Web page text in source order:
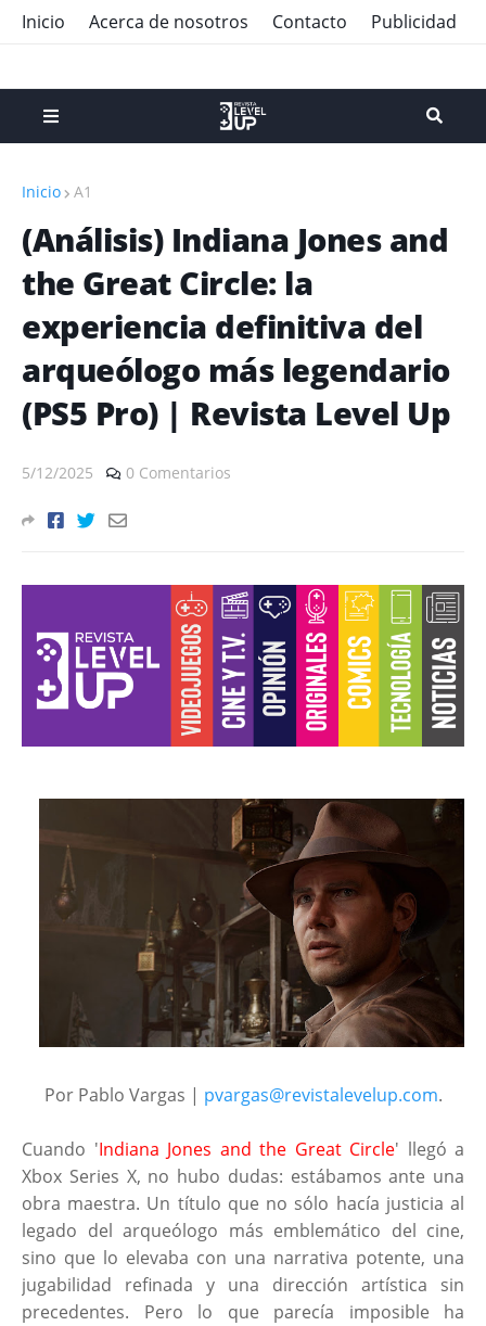
Inicio Acerca de nosotros Contacto Publicidad
Inicio A1
(Análisis) Indiana Jones and
the Great Circle: la
experiencia definitiva del
arqueólogo más legendario
(PS5 Pro) | Revista Level Up
5/12/2025 0 Comentarios
Por Pablo Vargas | pvargas@revistalevelup.com.
Cuando 'Indiana Jones and the Great Circle' llegó a
Xbox Series X, no hubo dudas: estábamos ante una
obra maestra. Un título que no sólo hacía justicia al
legado del arqueólogo más emblemático del cine,
sino que lo elevaba con una narrativa potente, una
jugabilidad refinada y una dirección artística sin
precedentes. Pero lo que parecía imposible ha